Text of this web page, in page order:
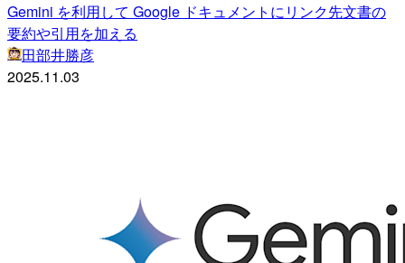
Gemini を利用して Google ドキュメントにリンク先文書の
要約や引用を加える
田部井勝彦
2025.11.03